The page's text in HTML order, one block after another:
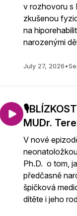
v rozhovoru s
zkušenou
na
narozenými
July 27, 2026•
MUDr.
V nové
Ph.D. o tom,
předčasně
špičková
dítěte i jeho